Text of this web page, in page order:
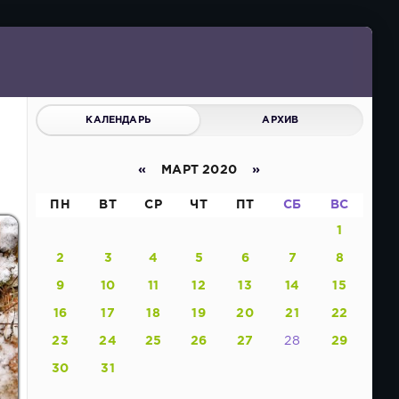
КАЛЕНДАРЬ АРХИВ
« МАРТ 2020 »
ПН ВТ СР ЧТ ПТ СБ ВС
1
2 3 4 5 6 7 8
9 10 11 12 13 14 15
16 17 18 19 20 21 22
23 24 25 26 27 28 29
30 31